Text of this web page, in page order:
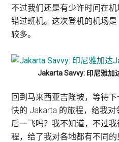
不过我们还是有少许时间在
错过班机。这次登机的机场
较多。
Jakarta Savvy: 印尼雅加
回到马来西亚吉隆坡，等待
快的 Jakarta 的旅程，给我
后一飞吗？我不知道，不过
程，给了我对各地都有不同